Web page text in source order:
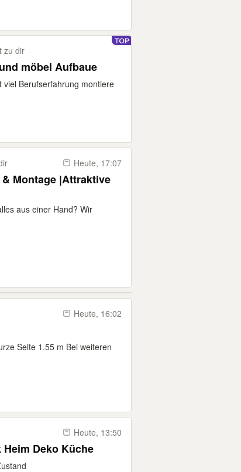
zu dir
möbel Aufbaue
viel Berufserfahrung montiere
Heute, 17:07
Montage |Attraktive
aus einer Hand? Wir
Heute, 16:02
Seite 1.55 m Bei weiteren
Heute, 13:50
Deko Küche